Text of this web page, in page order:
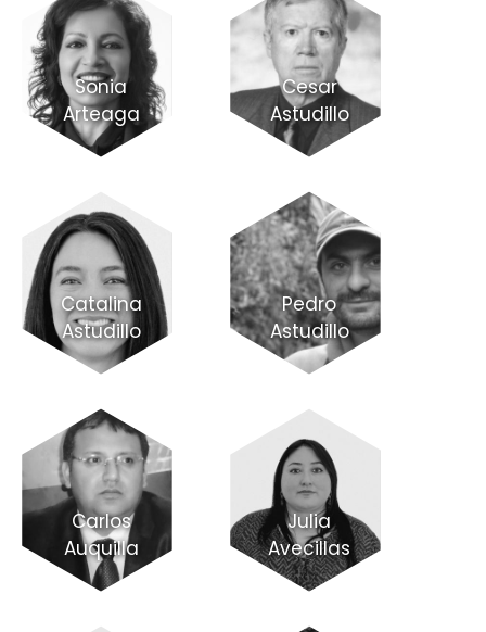
Sonia
Arteaga
Cesar
Astudillo
Catalina
Astudillo
Pedro
Astudillo
Carlos
Auquilla
Julia
Avecillas